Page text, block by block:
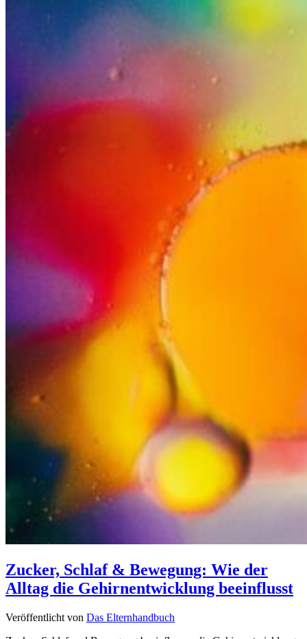
Zucker, Schlaf & Bewegung: Wie der
Alltag die Gehirnentwicklung beeinflusst
Veröffentlicht von Das Elternhandbuch